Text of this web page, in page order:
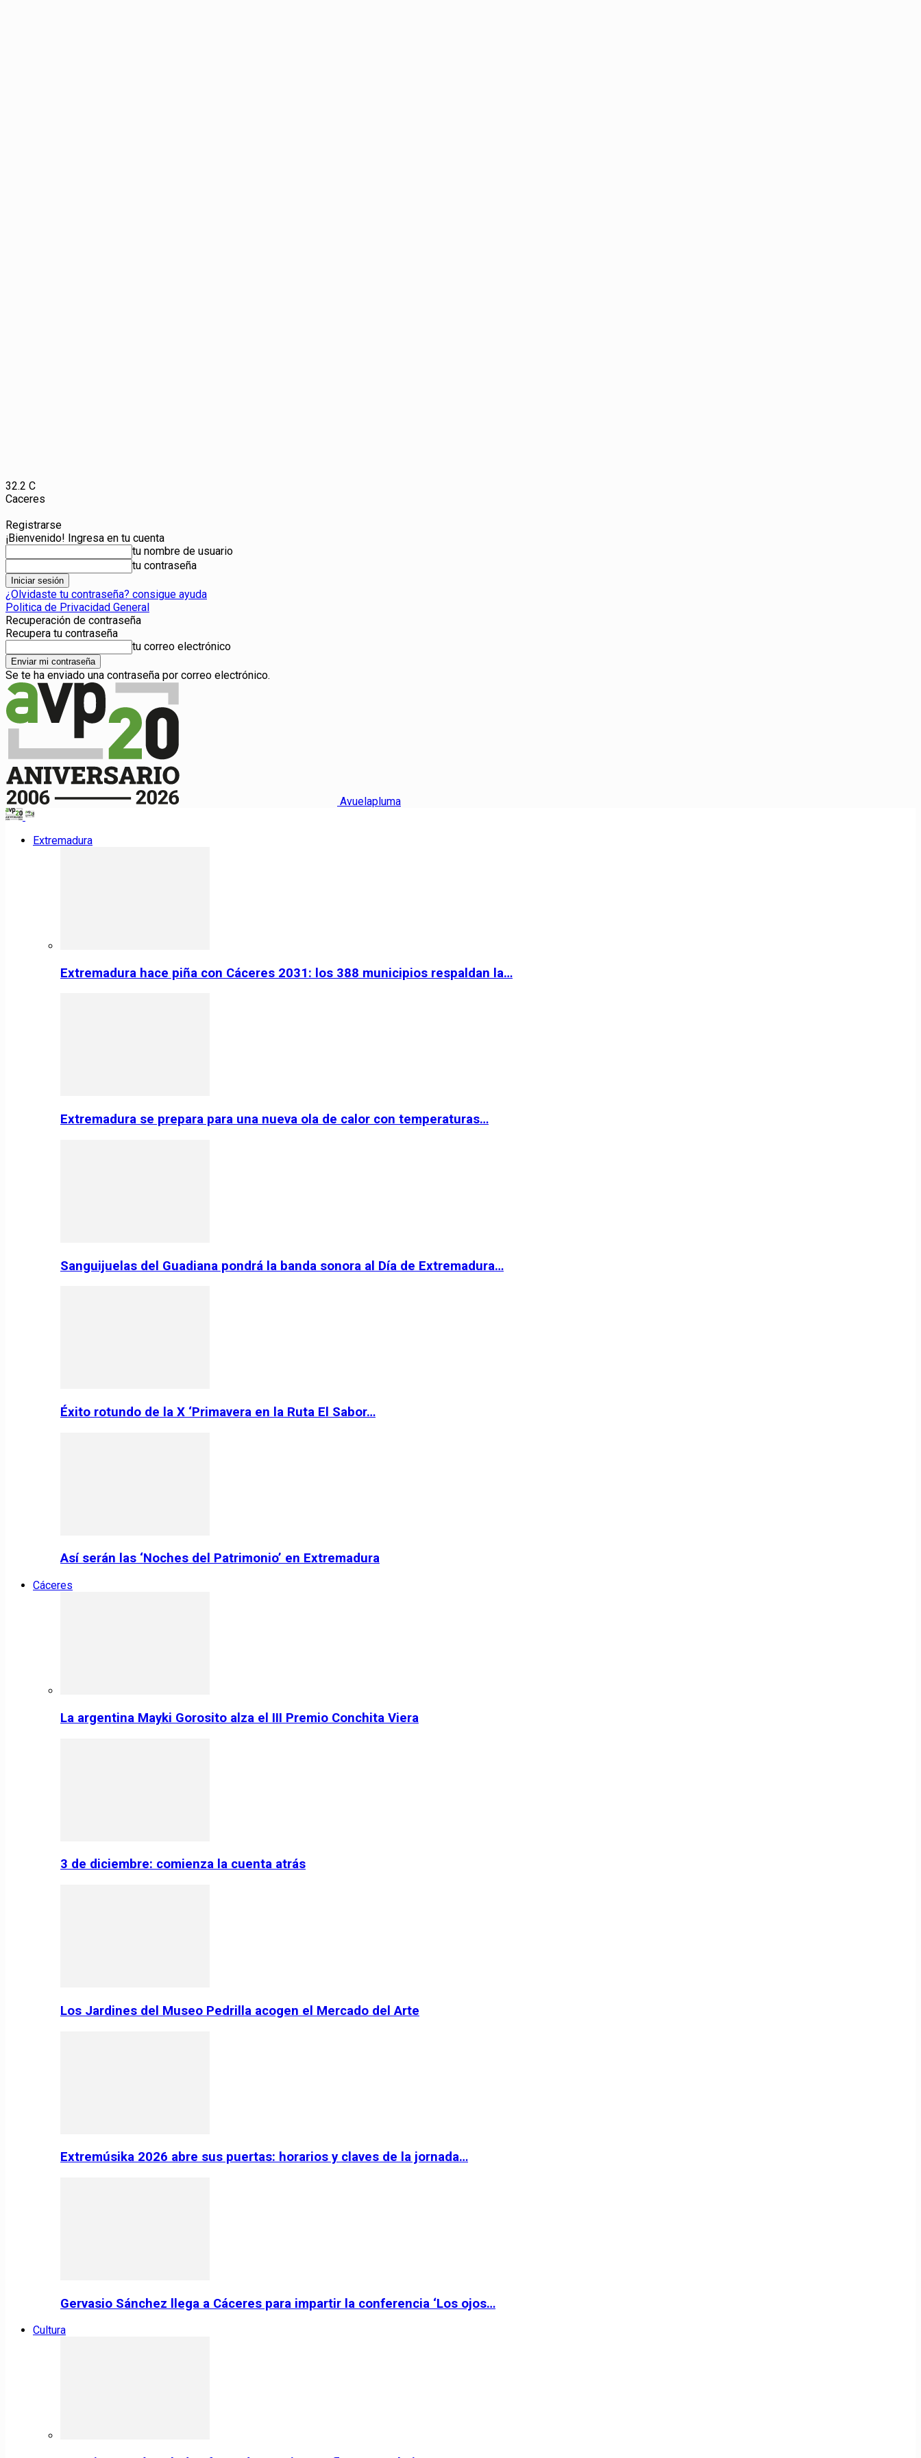
32.2 C
Caceres
Registrarse
¡Bienvenido! Ingresa en tu cuenta
tu nombre de usuario
tu contraseña
¿Olvidaste tu contraseña? consigue ayuda
Politica de Privacidad General
Recuperación de contraseña
Recupera tu contraseña
tu correo electrónico
Se te ha enviado una contraseña por correo electrónico.
Avuelapluma
Extremadura
Extremadura hace piña con Cáceres 2031: los 388 municipios respaldan la…
Extremadura se prepara para una nueva ola de calor con temperaturas…
Sanguijuelas del Guadiana pondrá la banda sonora al Día de Extremadura…
Éxito rotundo de la X ‘Primavera en la Ruta El Sabor…
Así serán las ‘Noches del Patrimonio’ en Extremadura
Cáceres
La argentina Mayki Gorosito alza el III Premio Conchita Viera
3 de diciembre: comienza la cuenta atrás
Los Jardines del Museo Pedrilla acogen el Mercado del Arte
Extremúsika 2026 abre sus puertas: horarios y claves de la jornada…
Gervasio Sánchez llega a Cáceres para impartir la conferencia ‘Los ojos…
Cultura